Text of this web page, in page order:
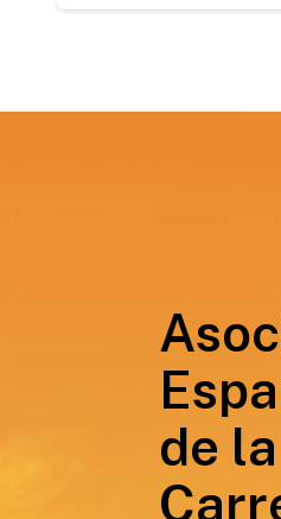
de la